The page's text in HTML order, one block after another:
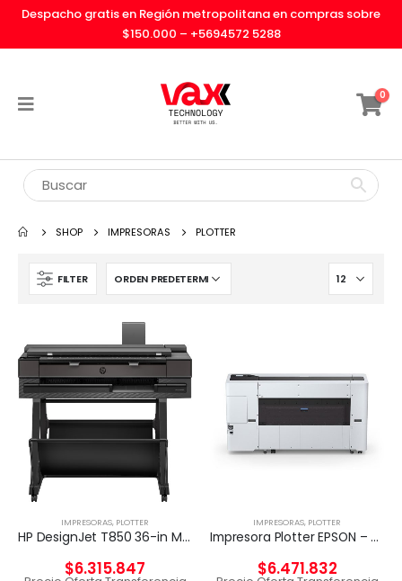
Despacho gratis en Región metropolitana en compras sobre
$150.000 – +5694572 5288
0
SHOP IMPRESORAS PLOTTER
FILTER
IMPRESORAS, PLOTTER
HP DesignJet T850 36-in Multifuncional
$6.315.847
IMPRESORAS, PLOTTER
Impresora Plotter EPSON – SC-T7770DR 44 PRINTER
$6.471.832